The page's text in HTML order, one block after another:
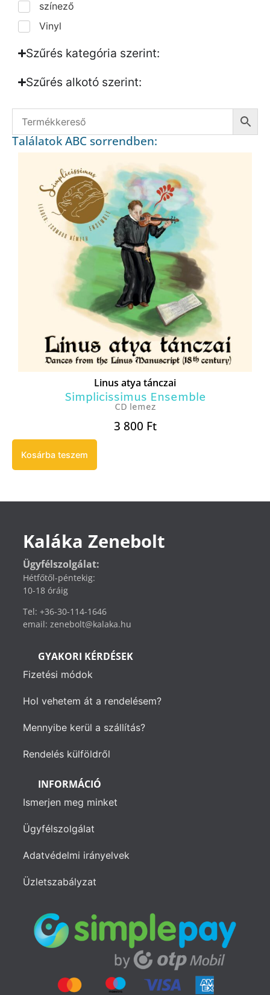
színező
Vinyl
Szűrés kategória szerint:
Szűrés alkotó szerint:​
Találatok ABC sorrendben:
Linus atya tánczai
Simplicissimus Ensemble
CD lemez
3 800 Ft
Kosárba teszem
Kaláka Zenebolt
Ügyfélszolgálat:
Hétfőtől-péntekig:
10-18 óráig
Tel: +36-30-114-1646
email: zenebolt@kalaka.hu
GYAKORI KÉRDÉSEK
Fizetési módok
Hol vehetem át a rendelésem?
Mennyibe kerül a szállítás?
Rendelés külföldről
INFORMÁCIÓ
Ismerjen meg minket
Ügyfélszolgálat
Adatvédelmi irányelvek
Üzletszabályzat